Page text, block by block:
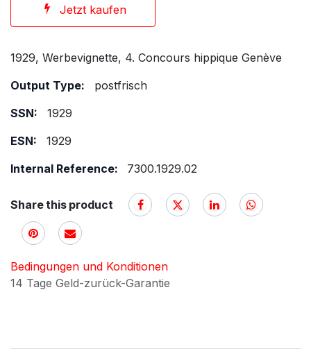
Jetzt kaufen
1929, Werbevignette, 4. Concours hippique Genève
Output Type:
postfrisch
SSN:
1929
ESN:
1929
Internal Reference:
7300.1929.02
Share this product
Bedingungen und Konditionen
14 Tage Geld-zurück-Garantie